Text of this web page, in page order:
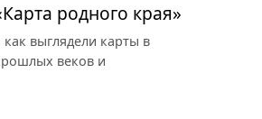
родного края»
выглядели карты в
веков и